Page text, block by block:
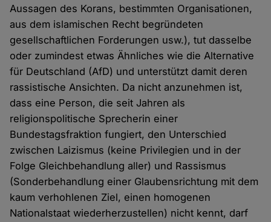
Aussagen des Korans, bestimmten Organisationen,
aus dem islamischen Recht begründeten
gesellschaftlichen Forderungen usw.), tut dasselbe
oder zumindest etwas Ähnliches wie die Alternative
für Deutschland (AfD) und unterstützt damit deren
rassistische Ansichten. Da nicht anzunehmen ist,
dass eine Person, die seit Jahren als
religionspolitische Sprecherin einer
Bundestagsfraktion fungiert, den Unterschied
zwischen Laizismus (keine Privilegien und in der
Folge Gleichbehandlung aller) und Rassismus
(Sonderbehandlung einer Glaubensrichtung mit dem
kaum verhohlenen Ziel, einen homogenen
Nationalstaat wiederherzustellen) nicht kennt, darf